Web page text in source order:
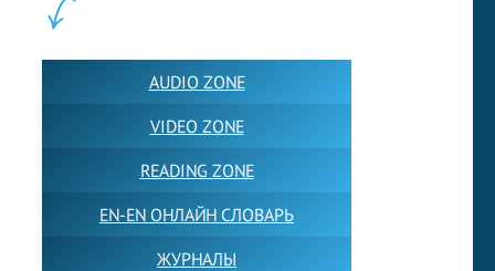
AUDIO ZONE
VIDEO ZONE
READING ZONE
EN-EN ОНЛАЙН СЛОВАРЬ
ЖУРНАЛЫ